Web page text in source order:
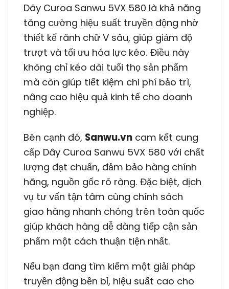
Dây Curoa Sanwu 5VX 580 là khả năng
tăng cường hiệu suất truyền động nhờ
thiết kế rãnh chữ V sâu, giúp giảm độ
trượt và tối ưu hóa lực kéo. Điều này
không chỉ kéo dài tuổi thọ sản phẩm
mà còn giúp tiết kiệm chi phí bảo trì,
nâng cao hiệu quả kinh tế cho doanh
nghiệp.
Bên cạnh đó, Sanwu.vn cam kết cung
cấp Dây Curoa Sanwu 5VX 580 với chất
lượng đạt chuẩn, đảm bảo hàng chính
hãng, nguồn gốc rõ ràng. Đặc biệt, dịch
vụ tư vấn tận tâm cùng chính sách
giao hàng nhanh chóng trên toàn quốc
giúp khách hàng dễ dàng tiếp cận sản
phẩm một cách thuận tiện nhất.
Nếu bạn đang tìm kiếm một giải pháp
truyền động bền bỉ, hiệu suất cao cho